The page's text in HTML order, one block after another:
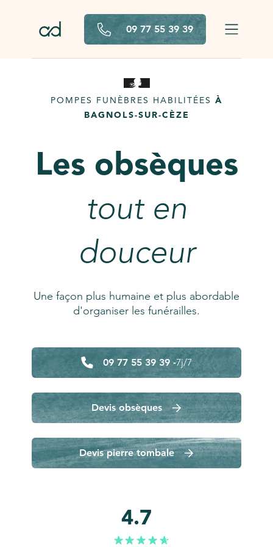
09 77 55 39 39
POMPES FUNÈBRES HABILITÉES À
BAGNOLS-SUR-CÈZE
Les obsèques
tout en
douceur
Une façon plus humaine et plus abordable
d'organiser les funérailles.
09 77 55 39 39 -7j/7
Devis obsèques
Devis pierre tombale
4.7